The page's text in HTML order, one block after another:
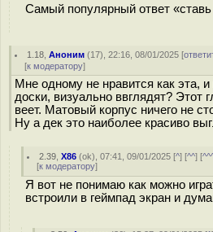
Самый популярный ответ «ставь
1.18 ,Аноним (17), 22:16, 08/01/2025 [
[к модератору]
Мне одному не нравится как эта,
доски, визуально ввглядят? Этот
веет. Матовый корпус ничего не
Ну а дек это наиболее красиво
2.39 ,X86 (ok), 07:41, 09/01/2025 [^] [^^] [
[к модератору]
Я вот не понимаю как можно
встроили в геймпад экран и